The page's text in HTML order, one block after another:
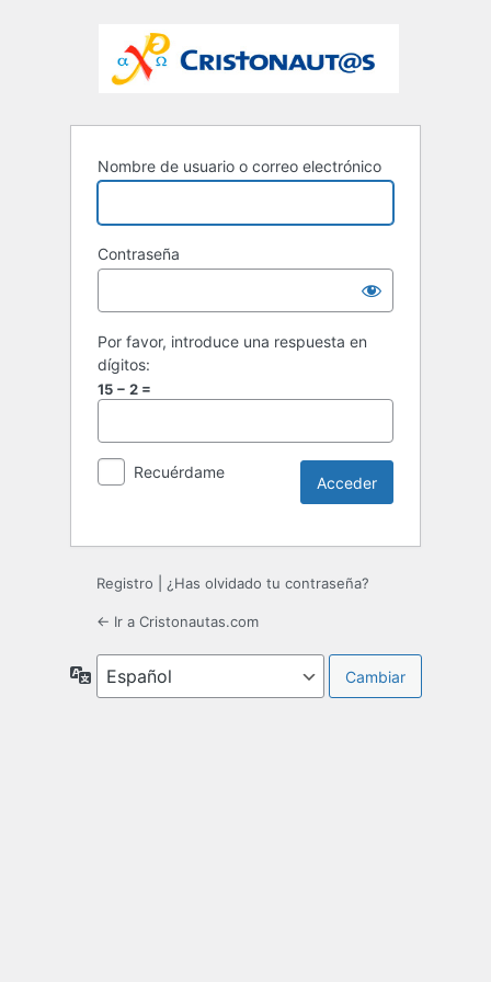
Nombre de usuario o correo electrónico
Contraseña
Por favor, introduce una respuesta en
dígitos:
15 − 2 =
Recuérdame
Registro ¿Has olvidado tu contraseña?
← Ir a Cristonautas.com
Idioma